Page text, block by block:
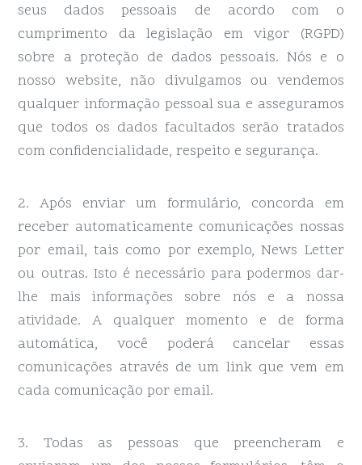
seus dados pessoais de acordo com o
cumprimento da legislação em vigor (RGPD)
sobre a proteção de dados pessoais. Nós e o
nosso website, não divulgamos ou vendemos
qualquer informação pessoal sua e asseguramos
que todos os dados facultados serão tratados
com confidencialidade, respeito e segurança.
2. Após enviar um formulário, concorda em
receber automaticamente comunicações nossas
por email, tais como por exemplo, News Letter
ou outras.Isto é necessário para podermos dar-
lhe mais informações sobre nós e a nossa
atividade. A qualquer momento e de forma
automática, você poderá cancelar essas
comunicações através de um link que vem em
cada comunicação por email.
3. Todas as pessoas que preencheram e